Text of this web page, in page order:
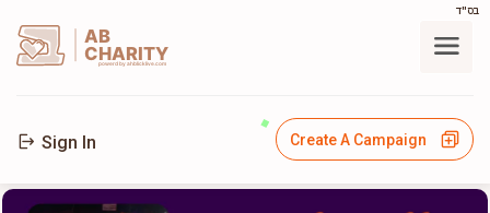
בס"ד
AB
CHARITY
powerd by ahblicklive.com
Sign In Create A Campaign